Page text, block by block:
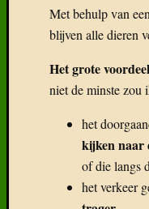
beginne hun
de kudde.
Dit maakt nu juist
geboren werden
Ze vinden al die
Alleen al voor je
menner is dit